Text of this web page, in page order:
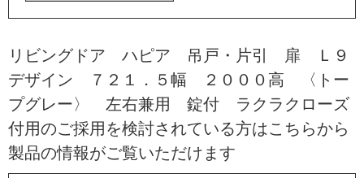
リビングドア ハピア 吊戸・片引 扉 Ｌ９
デザイン ７２１．５幅 ２０００高 〈トー
プグレー〉 左右兼用 錠付 ラクラクローズ
付用のご採用を検討されている方はこちらから
製品の情報がご覧いただけます